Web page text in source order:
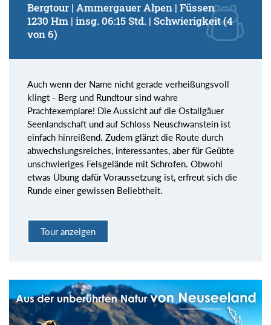
Bergtour | Ammergauer Alpen | Füssen
1230 Hm | insg. 06:15 Std. | Schwierigkeit (4
von 6)
Auch wenn der Name nicht gerade verheißungsvoll
klingt - Berg und Rundtour sind wahre
Prachtexemplare! Die Aussicht auf die Ostallgäuer
Seenlandschaft und auf Schloss Neuschwanstein ist
einfach hinreißend. Zudem glänzt die Route durch
abwechslungsreiches, interessantes, aber für Geübte
unschwieriges Felsgelände mit Schrofen. Obwohl
etwas Übung dafür Voraussetzung ist, erfreut sich die
Runde einer gewissen Beliebtheit.
Tour anzeigen